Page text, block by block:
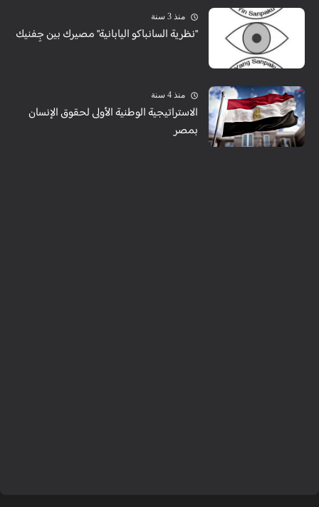
منذ 3 سنة
"نظرية السانباكو اليابانية" مصيرك بين جِفنيك
منذ 4 سنة
الاستراتيجية الوطنية الأولى لحقوق الإنسان
بمصر